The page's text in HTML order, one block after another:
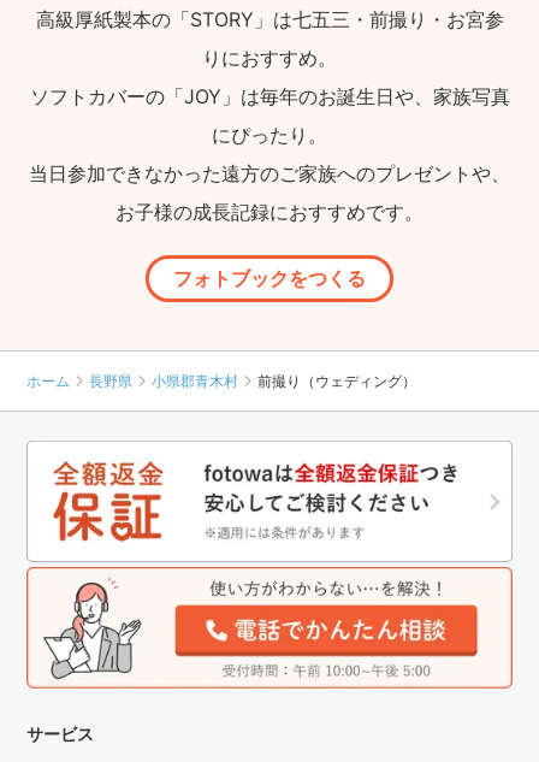
高級厚紙製本の「STORY」は七五三・前撮り・お宮参
りにおすすめ。
ソフトカバーの「JOY」は毎年のお誕生日や、家族写真
にぴったり。
当日参加できなかった遠方のご家族へのプレゼントや、
お子様の成長記録におすすめです。
フォトブックをつくる
ホーム 長野県 小県郡青木村 前撮り（ウェディング）
サービス